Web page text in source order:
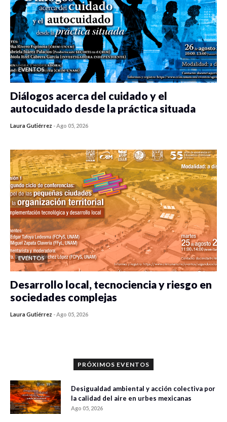
EVENTOS
Diálogos acerca del cuidado y el
autocuidado desde la práctica situada
Laura Gutiérrez -Ago 05, 2026
EVENTOS
Desarrollo local, tecnociencia y riesgo en
sociedades complejas
Laura Gutiérrez -Ago 05, 2026
PRÓXIMOS EVENTOS
Desigualdad ambiental y acción colectiva por
la calidad del aire en urbes mexicanas
Ago 05, 2026